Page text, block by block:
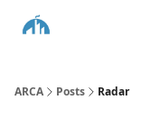
ARCA Posts Radar